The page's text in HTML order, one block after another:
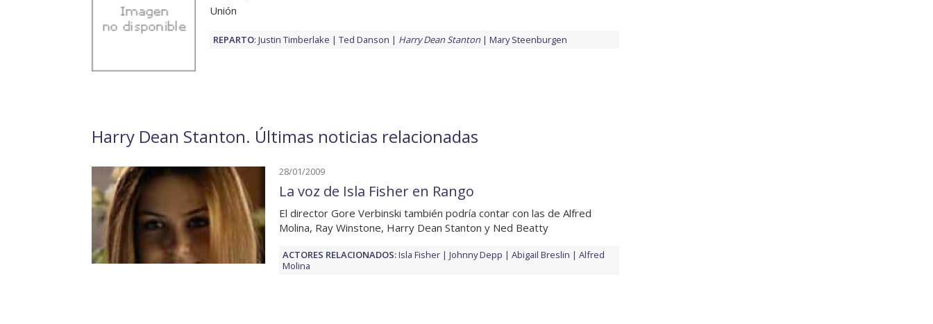
Unión
REPARTO: Justin Timberlake Ted Danson Harry Dean Stanton Mary Steenburgen
Harry Dean Stanton. Últimas noticias relacionadas
28/01/2009
La voz de Isla Fisher en Rango
El director Gore Verbinski también podría contar con las de Alfred
Molina, Ray Winstone, Harry Dean Stanton y Ned Beatty
ACTORES RELACIONADOS:Isla Fisher Johnny Depp Abigail Breslin
Alfred
Molina